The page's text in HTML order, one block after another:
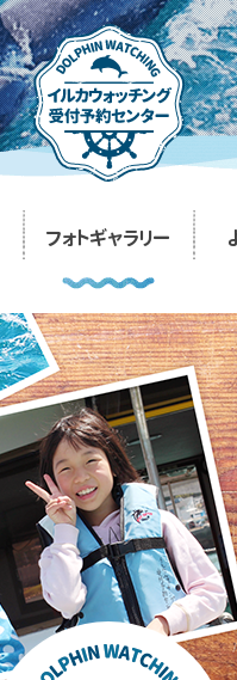
フォトギャラリー